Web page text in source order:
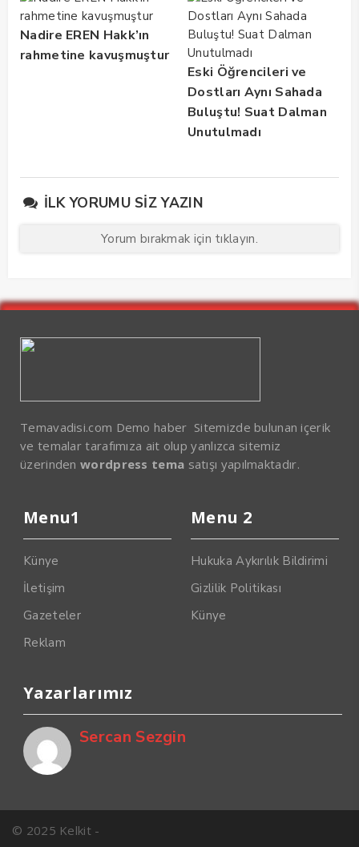
Nadire EREN Hakk’ın
rahmetine kavuşmuştur
Eski Öğrencileri ve
Dostları Aynı Sahada
Buluştu! Suat Dalman
Unutulmadı
İLK YORUMU SIZ YAZIN
Yorum bırakmak için tıklayın.
Temavadisi.com Demo haber Sitemizde bulunan içerik
ve temalar tarafımıza ait olup yanlızca sitemiz
üzerinden wordpress tema satışı yapılmaktadır.
Menu1
Künye
İletişim
Gazeteler
Reklam
Menu 2
Hukuka Aykırılık Bildirimi
Gizlilik Politikası
Künye
Yazarlarımız
Sercan Sezgin
© 2025 Kelkit -